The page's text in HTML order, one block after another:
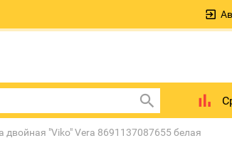
двойная "Viko" Vera 8691137087655 белая